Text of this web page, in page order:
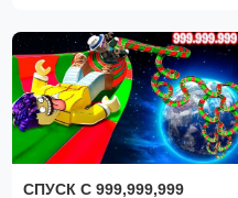
СПУСК С 999,999,999